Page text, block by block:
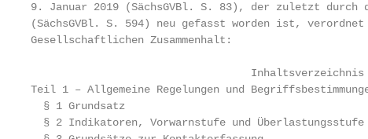
9. Januar 2019 (SächsGVBl. S. 83), der zuletzt durch
(SächsGVBl. S. 594) neu gefasst worden ist,
Gesellschaftlichen Zusammenhalt:
                                   Inhaltsverzeichnis
Teil 1 – Allgemeine Regelungen und
  § 1 Grundsatz
  § 2 Indikatoren, Vorwarnstufe und Überlastungsstufe